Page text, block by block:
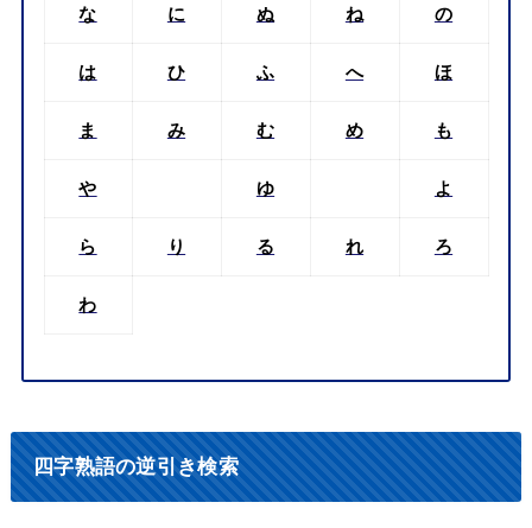
な に ぬ ね の
は ひ ふ へ ほ
ま み む め も
や ゆ よ
ら り る れ ろ
わ
四字熟語の逆引き検索